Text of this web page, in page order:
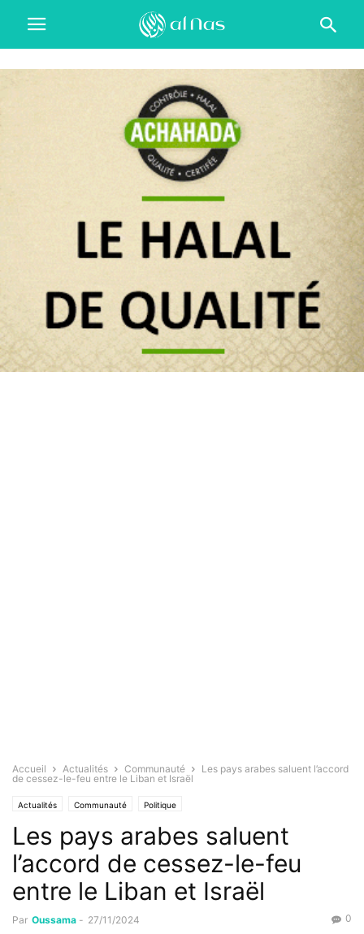
Accueil Actualités Communauté
Les pays arabes saluent l’accord
de cessez-le-feu entre le Liban et Israël
Actualités Communauté Politique
Les pays arabes saluent
l’accord de cessez-le-feu
entre le Liban et Israël
Par Oussama - 27/11/2024 0